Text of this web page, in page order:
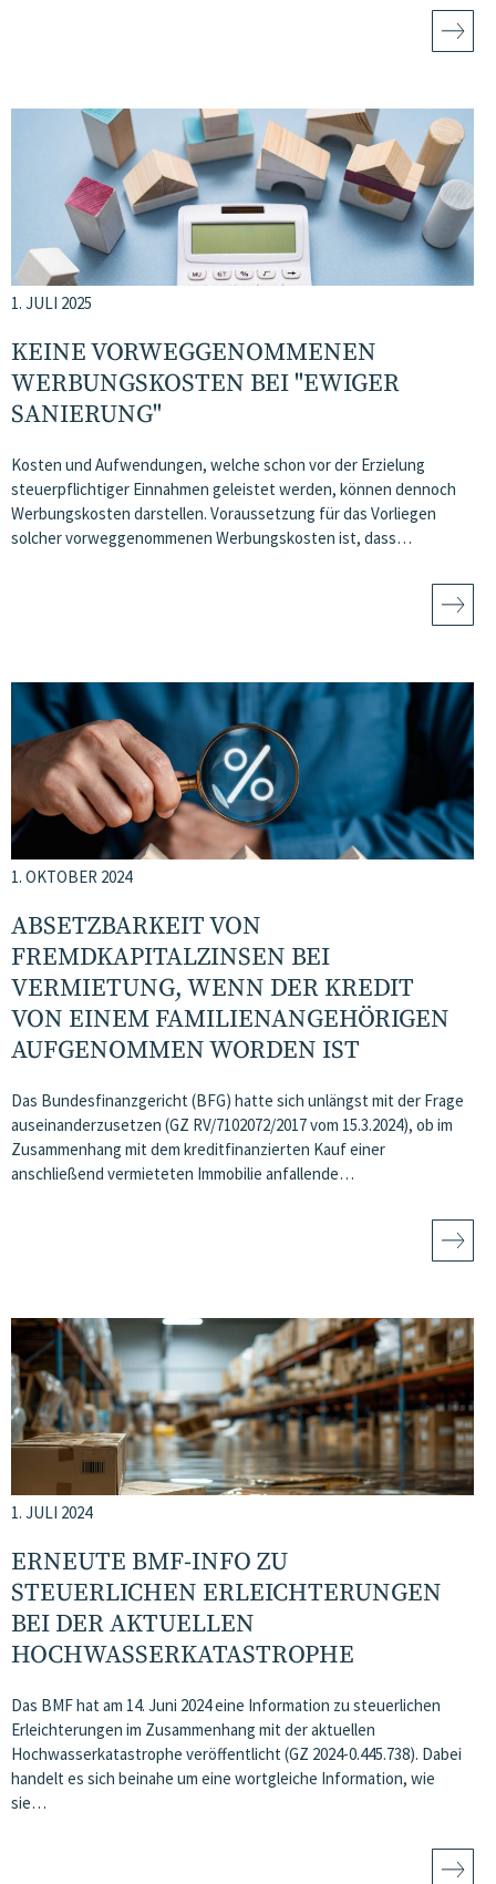
1. JULI 2025
KEINE VORWEGGENOMMENEN
WERBUNGSKOSTEN BEI "EWIGER
SANIERUNG"
Kosten und Aufwendungen, welche schon vor der Erzielung
steuerpflichtiger Einnahmen geleistet werden, können dennoch
Werbungskosten darstellen. Voraussetzung für das Vorliegen
solcher vorweggenommenen Werbungskosten ist, dass…
1. OKTOBER 2024
ABSETZBARKEIT VON
FREMDKAPITALZINSEN BEI
VERMIETUNG, WENN DER KREDIT
VON EINEM FAMILIENANGEHÖRIGEN
AUFGENOMMEN WORDEN IST
Das Bundesfinanzgericht (BFG) hatte sich unlängst mit der Frage
auseinanderzusetzen (GZ RV/7102072/2017 vom 15.3.2024), ob im
Zusammenhang mit dem kreditfinanzierten Kauf einer
anschließend vermieteten Immobilie anfallende…
1. JULI 2024
ERNEUTE BMF-INFO ZU
STEUERLICHEN ERLEICHTERUNGEN
BEI DER AKTUELLEN
HOCHWASSERKATASTROPHE
Das BMF hat am 14. Juni 2024 eine Information zu steuerlichen
Erleichterungen im Zusammenhang mit der aktuellen
Hochwasserkatastrophe veröffentlicht (GZ 2024-0.445.738). Dabei
handelt es sich beinahe um eine wortgleiche Information, wie
sie…